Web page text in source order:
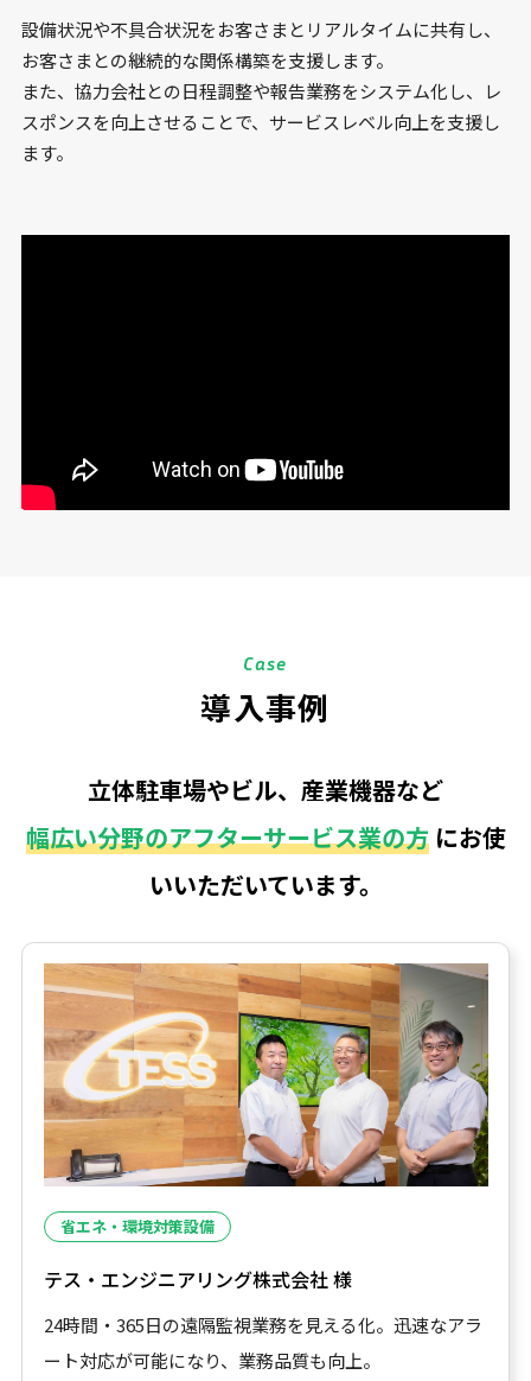
設備状況や不具合状況をお客さまとリアルタイムに共有し、
お客さまとの継続的な関係構築を支援します。
また、協力会社との日程調整や報告業務をシステム化し、レ
スポンスを向上させることで、サービスレベル向上を支援し
ます。
Case
導入事例
立体駐車場やビル、産業機器など
幅広い分野のアフターサービス業の方にお使
いいただいています。
省エネ・環境対策設備
テス・エンジニアリング株式会社 様
24時間・365日の遠隔監視業務を見える化。迅速なアラ
ート対応が可能になり、業務品質も向上。